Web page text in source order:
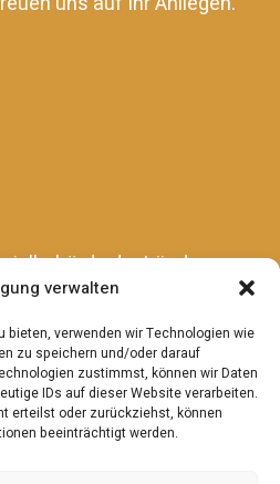
verwalten
bieten, verwenden wir Technologien wie
zu speichern und/oder darauf
zustimmst, können wir Daten
IDs auf dieser Website verarbeiten.
erteilst oder zurückziehst, können
beeinträchtigt werden.
der Länder
Rechts